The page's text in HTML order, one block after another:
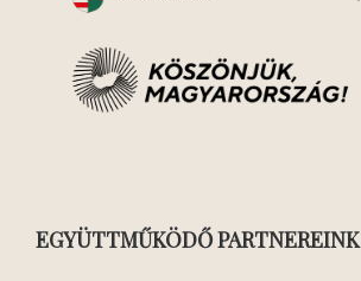
EGYÜTTMŰKÖDŐ PARTNEREINK